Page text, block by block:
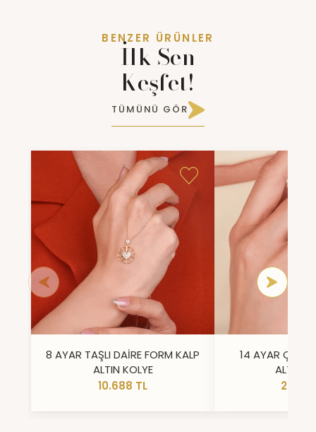
BENZER ÜRÜNLER
İlk Sen
Keşfet!
TÜMÜNÜ GÖR
8 AYAR TAŞLI DAİRE FORM KALP
ALTIN KOLYE
10.688 TL
14 AYAR ÇİFT
ALTIN